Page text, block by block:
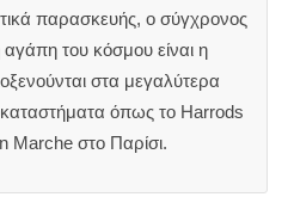
παρασκευής, ο σύγχρονος
του κόσμου είναι η
στα μεγαλύτερα
όπως το Harrods
Marche στο Παρίσι.